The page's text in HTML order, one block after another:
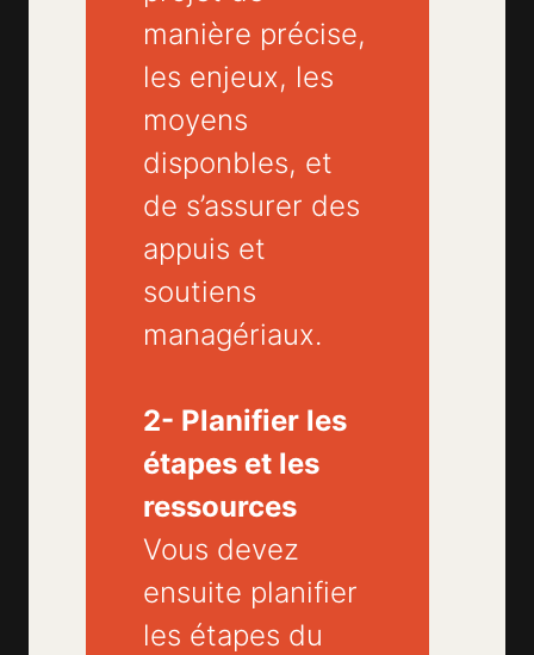
manière précise,
les enjeux, les
moyens
disponbles, et
de s’assurer des
appuis et
soutiens
managériaux.
2- Planifier les
étapes et les
ressources
Vous devez
ensuite planifier
les étapes du